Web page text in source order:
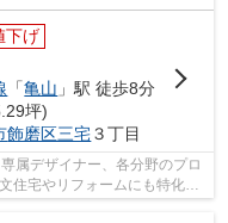
下げ
「亀山 」駅 徒歩8分
坪)
飾磨区三宅３丁目
属デザイナー、各分野のプロ
住宅やリフォームにも特化し
住まい...